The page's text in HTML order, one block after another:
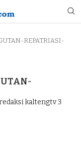
REPATRIASI-
kaltengtv3